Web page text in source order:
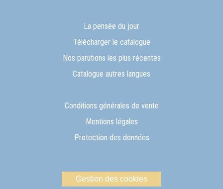
La pensée du jour
Télécharger le catalogue
Nos parutions les plus récentes
Catalogue autres langues
Conditions générales de vente
Mentions légales
Protection des données
Gestion des cookies